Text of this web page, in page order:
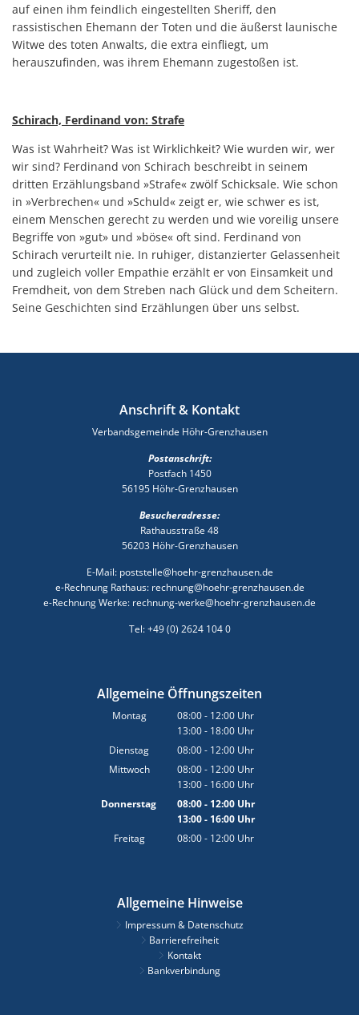
auf einen ihm feindlich eingestellten Sheriff, den
rassistischen Ehemann der Toten und die äußerst launische
Witwe des toten Anwalts, die extra einfliegt, um
herauszufinden, was ihrem Ehemann zugestoßen ist.
Schirach, Ferdinand von: Strafe
Was ist Wahrheit? Was ist Wirklichkeit? Wie wurden wir, wer
wir sind? Ferdinand von Schirach beschreibt in seinem
dritten Erzählungsband »Strafe« zwölf Schicksale. Wie schon
in »Verbrechen« und »Schuld« zeigt er, wie schwer es ist,
einem Menschen gerecht zu werden und wie voreilig unsere
Begriffe von »gut» und »böse« oft sind. Ferdinand von
Schirach verurteilt nie. In ruhiger, distanzierter Gelassenheit
und zugleich voller Empathie erzählt er von Einsamkeit und
Fremdheit, von dem Streben nach Glück und dem Scheitern.
Seine Geschichten sind Erzählungen über uns selbst.
Anschrift & Kontakt
Verbandsgemeinde Höhr-Grenzhausen
Postanschrift:
Postfach 1450
56195 Höhr-Grenzhausen
Besucheradresse:
Rathausstraße 48
56203 Höhr-Grenzhausen
E-Mail: poststelle@hoehr-grenzhausen.de
e-Rechnung Rathaus: rechnung@hoehr-grenzhausen.de
e-Rechnung Werke: rechnung-werke@hoehr-grenzhausen.de
Tel: +49 (0) 2624 104 0
Allgemeine Öffnungszeiten
Montag 08:00- 12:00 Uhr
Von 08:00 bis 12:00 Uhr
13:00- 18:00 Uhr
Von 13:00 bis 18:00 Uhr
Dienstag 08:00- 12:00 Uhr
Von 08:00 bis 12:00 Uhr
Mittwoch 08:00- 12:00 Uhr
Von 08:00 bis 12:00 Uhr
13:00- 16:00 Uhr
Von 13:00 bis 16:00 Uhr
Donnerstag 08:00- 12:00Uhr
Von 08:00 bis 12:00 Uhr
13:00- 16:00Uhr
Von 13:00 bis 16:00 Uhr
Freitag 08:00- 12:00 Uhr
Allgemeine Hinweise
Impressum & Datenschutz
Barrierefreiheit
Kontakt
Bankverbindung